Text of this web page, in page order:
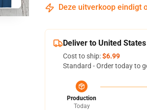
Deze uitverkoop eindigt
Deliver to United States
Cost to ship:$6.99
Standard - Order today to
Production
Today